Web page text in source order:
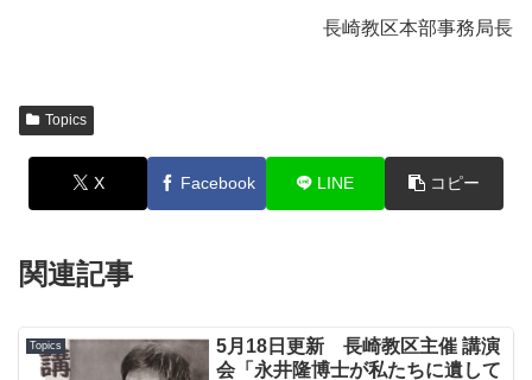
長崎教区本部事務局長
Topics
X Facebook LINE コピー
関連記事
Topics
5月18日更新 長崎教区主催 講演
会「永井隆博士が私たちに遺して